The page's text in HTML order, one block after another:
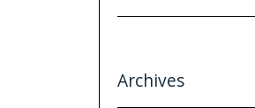
Archives